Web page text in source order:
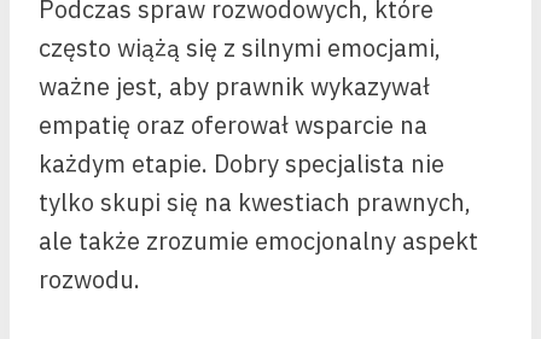
Podczas spraw rozwodowych, które
często wiążą się z silnymi emocjami,
ważne jest, aby prawnik wykazywał
empatię oraz oferował wsparcie na
każdym etapie. Dobry specjalista nie
tylko skupi się na kwestiach prawnych,
ale także zrozumie emocjonalny aspekt
rozwodu.